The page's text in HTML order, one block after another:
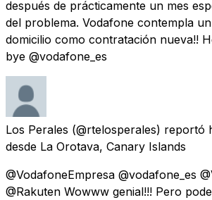
después de prácticamente un mes
del problema. Vodafone contempla
domicilio como contratación nueva!!
bye @vodafone_es
Los Perales (@rtelosperales) reportó
desde La Orotava, Canary Islands
@VodafoneEmpresa @vodafone_es
@Rakuten Wowww genial!!! Pero